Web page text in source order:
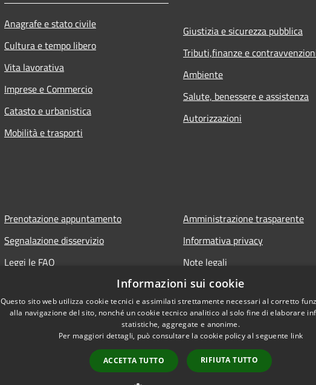
Anagrafe e stato civile
Cultura e tempo libero
Vita lavorativa
Imprese e Commercio
Catasto e urbanistica
Mobilità e trasporti
Giustizia e sicurezza pubblica
Tributi,finanze e
Ambiente
Salute, benessere e assistenza
Autorizzazioni
Prenotazione appuntamento
Segnalazione disservizio
Leggi le FAQ
Amministrazione trasparente
Informativa privacy
Note legali
Dichiarazione di accessibilità
Link app municipium
Informazioni sui cookie
Questo sito web utilizza cookie tecnici e assimilati strettamente necessari al corretto
alla navigazione del sito, nonché un cookie tecnico analitico al solo fine di elaborare
statistiche, aggregate e anonime.
Per maggiori dettagli, può consultare la cookie policy al seguente link
ACCETTA TUTTO RIFIUTA TUTTO